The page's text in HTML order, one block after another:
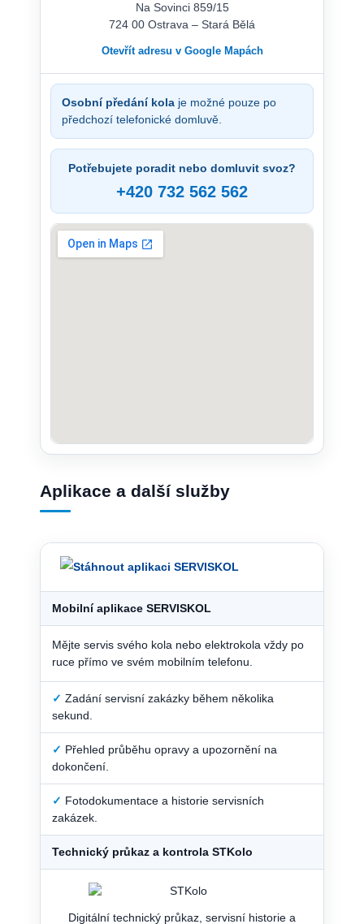
Na Sovinci 859/15
724 00 Ostrava – Stará Bělá
Otevřít adresu v Google Mapách
Osobní předání kola je možné pouze po
předchozí telefonické domluvě.
Potřebujete poradit nebo domluvit svoz?
+420 732 562 562
Aplikace a další služby
Mobilní aplikace SERVISKOL
Mějte servis svého kola nebo elektrokola vždy po
ruce přímo ve svém mobilním telefonu.
✓ Zadání servisní zakázky během několika
sekund.
✓ Přehled průběhu opravy a upozornění na
dokončení.
✓ Fotodokumentace a historie servisních
zakázek.
Technický průkaz a kontrola STKolo
Digitální technický průkaz, servisní historie a